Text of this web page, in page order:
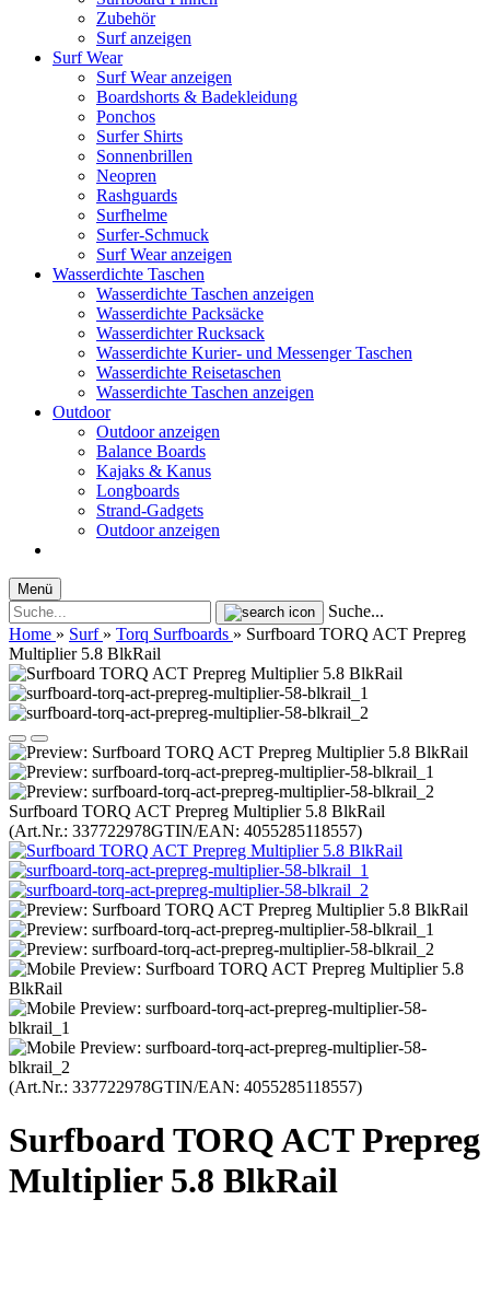
Zubehör
Surf anzeigen
Surf Wear
Surf Wear anzeigen
Boardshorts & Badekleidung
Ponchos
Surfer Shirts
Sonnenbrillen
Neopren
Rashguards
Surfhelme
Surfer-Schmuck
Surf Wear anzeigen
Wasserdichte Taschen
Wasserdichte Taschen anzeigen
Wasserdichte Packsäcke
Wasserdichter Rucksack
Wasserdichte Kurier- und Messenger Taschen
Wasserdichte Reisetaschen
Wasserdichte Taschen anzeigen
Outdoor
Outdoor anzeigen
Balance Boards
Kajaks & Kanus
Longboards
Strand-Gadgets
Outdoor anzeigen
Menü
Suche...
Home » Surf » Torq Surfboards » Surfboard TORQ ACT Prepreg
Multiplier 5.8 BlkRail
Surfboard TORQ ACT Prepreg Multiplier 5.8 BlkRail
(Art.Nr.: 337722978GTIN/EAN: 4055285118557)
(Art.Nr.: 337722978GTIN/EAN: 4055285118557)
Surfboard TORQ ACT Prepreg
Multiplier 5.8 BlkRail